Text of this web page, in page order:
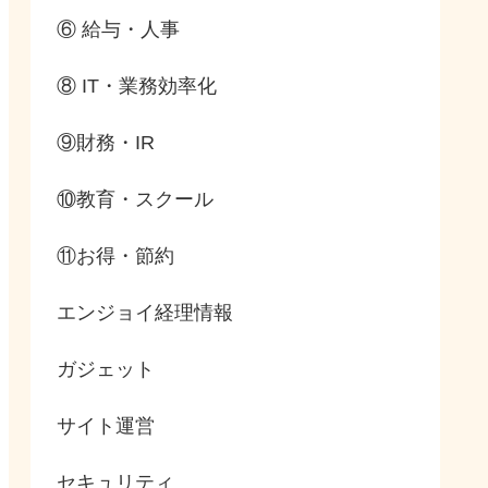
⑥ 給与・人事
⑧ IT・業務効率化
⑨財務・IR
⑩教育・スクール
⑪お得・節約
エンジョイ経理情報
ガジェット
サイト運営
セキュリティ